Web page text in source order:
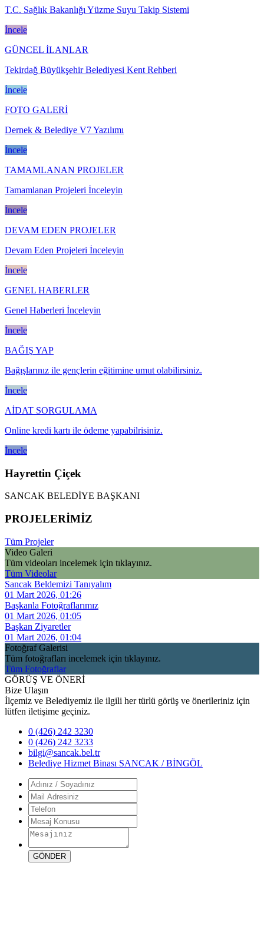
T.C. Sağlık Bakanlığı Yüzme Suyu Takip Sistemi
İncele
GÜNCEL İLANLAR
Tekirdağ Büyükşehir Belediyesi Kent Rehberi
İncele
FOTO GALERİ
Dernek & Belediye V7 Yazılımı
İncele
TAMAMLANAN PROJELER
Tamamlanan Projeleri İnceleyin
İncele
DEVAM EDEN PROJELER
Devam Eden Projeleri İnceleyin
İncele
GENEL HABERLER
Genel Haberleri İnceleyin
İncele
BAĞIŞ YAP
Bağışlarınız ile gençlerin eğitimine umut olabilirsiniz.
İncele
AİDAT SORGULAMA
Online kredi kartı ile ödeme yapabilrisiniz.
İncele
Hayrettin Çiçek
SANCAK BELEDİYE BAŞKANI
PROJELERİMİZ
Tüm Projeler
Video Galeri
Tüm videoları incelemek için tıklayınız.
Tüm Videolar
Sancak Beldemizi Tanıyalım
01 Mart 2026, 01:26
Başkanla Fotoğraflarımız
01 Mart 2026, 01:05
Başkan Ziyaretler
01 Mart 2026, 01:04
Fotoğraf Galerisi
Tüm fotoğrafları incelemek için tıklayınız.
Tüm Fotoğraflar
GÖRÜŞ VE ÖNERİ
Bize Ulaşın
İlçemiz ve Belediyemiz ile ilgili her türlü görüş ve önerileriniz için
lütfen iletişime geçiniz.
0 (426) 242 3230
0 (426) 242 3233
bilgi@sancak.bel.tr
Belediye Hizmet Binası SANCAK / BİNGÖL